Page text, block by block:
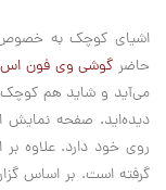
اشیای کوچک به خصوص
حاضر گوشی وی فون اس۸ (Vphone S8)
می‌آید و شاید هم
روی خود دارد. علاوه
گرفته است. بر اساس